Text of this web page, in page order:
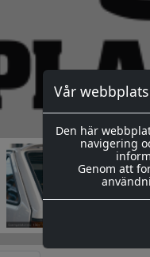
Vår
Den här
navigering
Genom att